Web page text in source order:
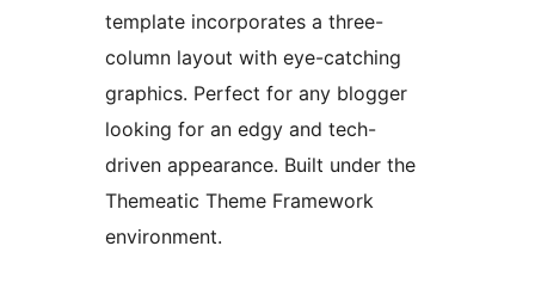
template incorporates a three-
column layout with eye-catching
graphics. Perfect for any blogger
looking for an edgy and tech-
driven appearance. Built under the
Themeatic Theme Framework
environment.